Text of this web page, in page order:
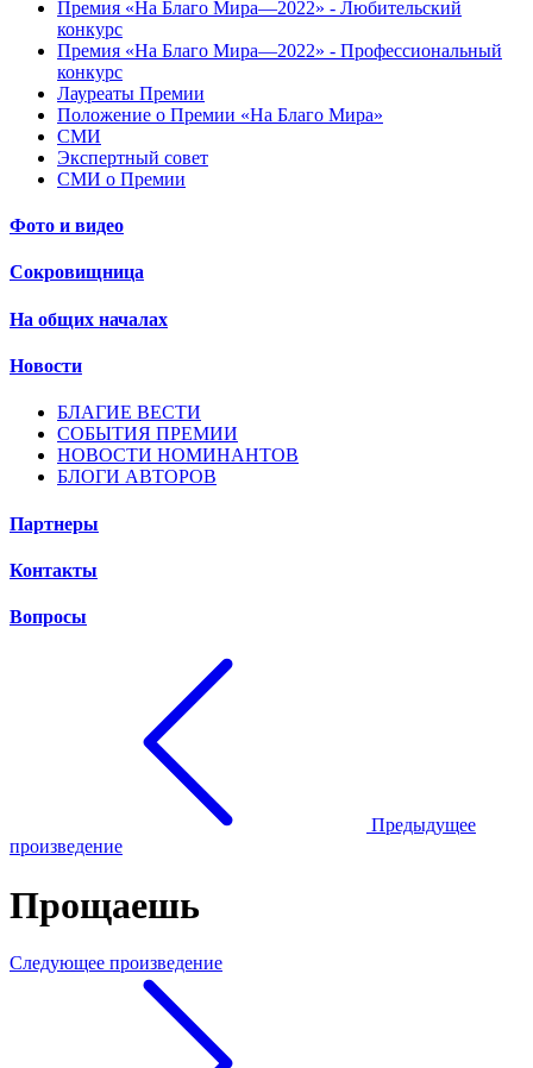
Премия «На Благо Мира—2022» - Любительский
конкурс
Премия «На Благо Мира—2022» - Профессиональный
конкурс
Лауреаты Премии
Положение о Премии «На Благо Мира»
СМИ
Экспертный совет
СМИ о Премии
Фото и видео
Сокровищница
На общих началах
Новости
БЛАГИЕ ВЕСТИ
СОБЫТИЯ ПРЕМИИ
НОВОСТИ НОМИНАНТОВ
БЛОГИ АВТОРОВ
Партнеры
Контакты
Вопросы
Предыдущее
произведение
Прощаешь
Следующее произведение